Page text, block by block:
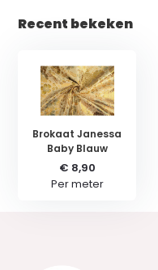
Recent bekeken
Brokaat Janessa
Baby Blauw
€ 8,90
Per meter